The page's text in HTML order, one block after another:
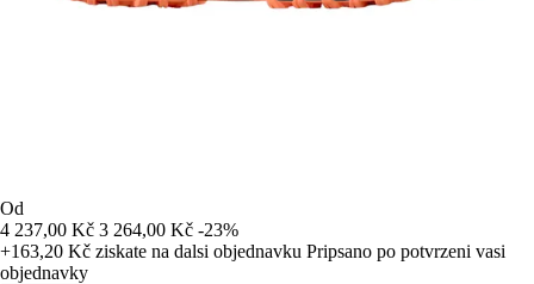
Od
4 237,00 Kč 3 264,00 Kč -23%
+163,20 Kč ziskate na dalsi objednavku Pripsano po potvrzeni vasi
objednavky